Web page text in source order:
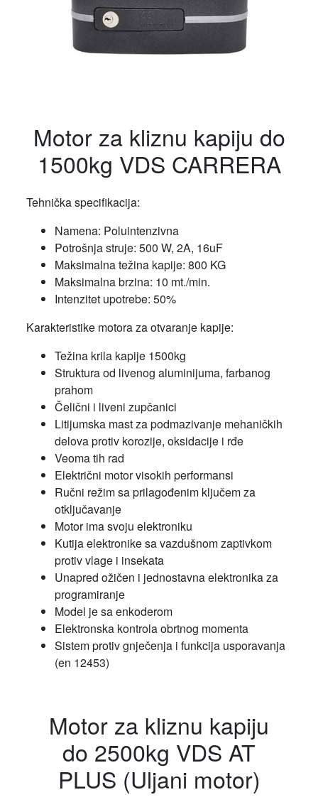
Motor za kliznu kapiju do
1500kg VDS CARRERA
Tehnička specifikacija:
Namena: Poluintenzivna
Potrošnja struje: 500 W, 2A, 16uF
Maksimalna težina kapije: 800 KG
Maksimalna brzina: 10 mt./min.
Intenzitet upotrebe: 50%
Karakteristike motora za otvaranje kapije:
Težina krila kapije 1500kg
Struktura od livenog aluminijuma, farbanog
prahom
Čelični i liveni zupčanici
Litijumska mast za podmazivanje mehaničkih
delova protiv korozije, oksidacije i rđe
Veoma tih rad
Električni motor visokih performansi
Ručni režim sa prilagođenim ključem za
otključavanje
Motor ima svoju elektroniku
Kutija elektronike sa vazdušnom zaptivkom
protiv vlage i insekata
Unapred ožičen i jednostavna elektronika za
programiranje
Model je sa enkoderom
Elektronska kontrola obrtnog momenta
Sistem protiv gnječenja i funkcija usporavanja
(en 12453)
Motor za kliznu kapiju
do 2500kg VDS AT
PLUS (Uljani motor)